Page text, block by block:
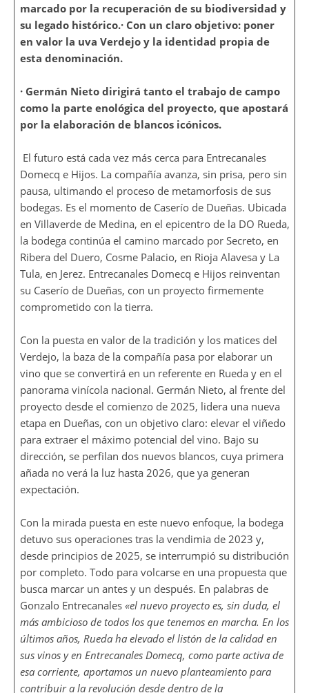
marcado por la recuperación de su biodiversidad y
su legado histórico.· Con un claro objetivo: poner
en valor la uva Verdejo y la identidad propia de
esta denominación.
· Germán Nieto dirigirá tanto el trabajo de campo
como la parte enológica del proyecto, que apostará
por la elaboración de blancos icónicos.
El futuro está cada vez más cerca para Entrecanales
Domecq e Hijos. La compañía avanza, sin prisa, pero sin
pausa, ultimando el proceso de metamorfosis de sus
bodegas. Es el momento de Caserío de Dueñas. Ubicada
en Villaverde de Medina, en el epicentro de la DO Rueda,
la bodega continúa el camino marcado por Secreto, en
Ribera del Duero, Cosme Palacio, en Rioja Alavesa y La
Tula, en Jerez. Entrecanales Domecq e Hijos reinventan
su Caserío de Dueñas, con un proyecto firmemente
comprometido con la tierra.
Con la puesta en valor de la tradición y los matices del
Verdejo, la baza de la compañía pasa por elaborar un
vino que se convertirá en un referente en Rueda y en el
panorama vinícola nacional. Germán Nieto, al frente del
proyecto desde el comienzo de 2025, lidera una nueva
etapa en Dueñas, con un objetivo claro: elevar el viñedo
para extraer el máximo potencial del vino. Bajo su
dirección, se perfilan dos nuevos blancos, cuya primera
añada no verá la luz hasta 2026, que ya generan
expectación.
Con la mirada puesta en este nuevo enfoque, la bodega
detuvo sus operaciones tras la vendimia de 2023 y,
desde principios de 2025, se interrumpió su distribución
por completo. Todo para volcarse en una propuesta que
busca marcar un antes y un después. En palabras de
Gonzalo Entrecanales «el nuevo proyecto es, sin duda, el
más ambicioso de todos los que tenemos en marcha. En los
últimos años, Rueda ha elevado el listón de la calidad en
sus vinos y en Entrecanales Domecq, como parte activa de
esa corriente, aportamos un nuevo planteamiento para
contribuir a la revolución desde dentro de la